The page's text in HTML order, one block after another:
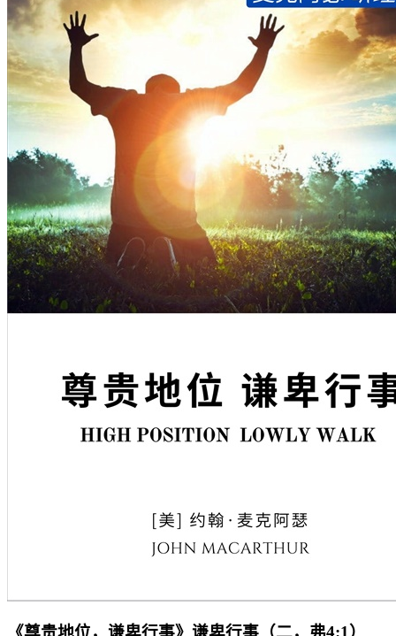
《尊贵地位，谦卑行事》谦卑行事（二，弗4:1）